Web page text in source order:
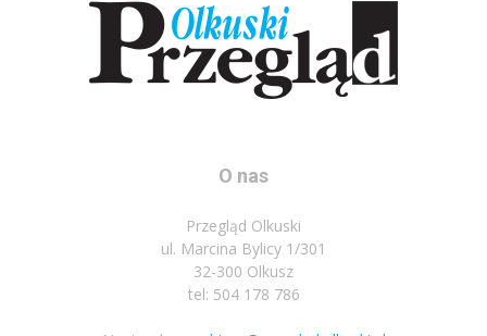
O nas
Przegląd Olkuski
ul. Marcina Bylicy 1/301
32-300 Olkusz
tel: 504 178 786